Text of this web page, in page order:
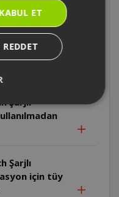
Şarjlı
nasıl
Şarjlı
Şarjlı
için tüy
ET